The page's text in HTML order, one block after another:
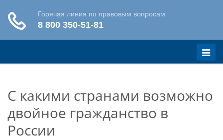
Меню
С какими странами возможно
двойное гражданство в
России